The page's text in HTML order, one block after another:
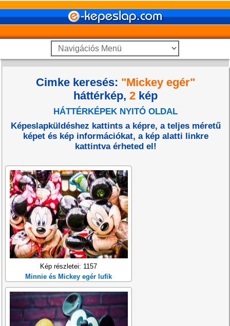
Cimke keresés: "Mickey egér"
háttérkép,2 kép
HÁTTÉRKÉPEK NYITÓ OLDAL
Képeslapküldéshez kattints a képre, a teljes méretű
képet és kép információkat, a kép alatti linkre
kattintva érheted el!
Kép részletei: 1157
Minnie és Mickey egér lufik